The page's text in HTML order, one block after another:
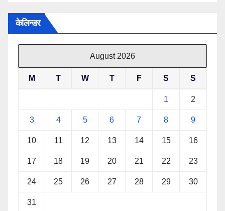
केलिन्डर
August 2026
M T W T F S S
1 2
3 4 5 6 7 8 9
10 11 12 13 14 15 16
17 18 19 20 21 22 23
24 25 26 27 28 29 30
31